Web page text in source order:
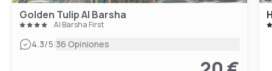
Golden Tulip Al Barsha
Al Barsha First
4.3/5|36 Opiniones